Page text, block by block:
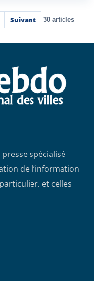
Suivant 30 articles
spécialisé
de l’information
et celles